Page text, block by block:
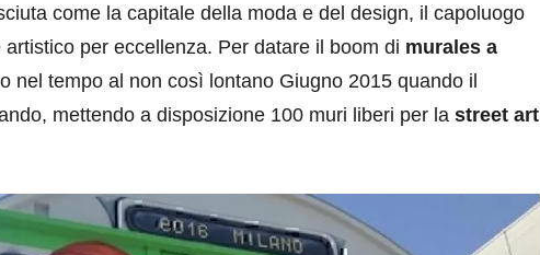
come la capitale della moda e del design, il capoluogo
per eccellenza. Per datare il boom di murales a
nel tempo al non così lontano Giugno 2015 quando il
mettendo a disposizione 100 muri liberi per la street art